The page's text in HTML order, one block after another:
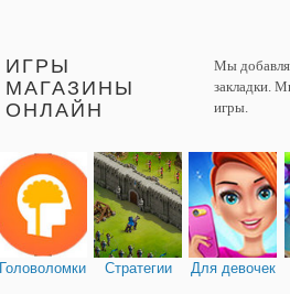
ИГРЫ
МАГАЗИНЫ
ОНЛАЙН
Мы
закладки.
игры.
Головоломки Стратегии Для девочек